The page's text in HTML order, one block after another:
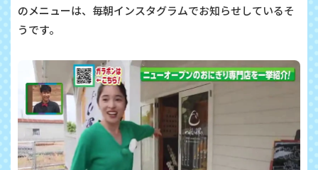
のメニューは、毎朝インスタグラムでお知らせしているそ
うです。